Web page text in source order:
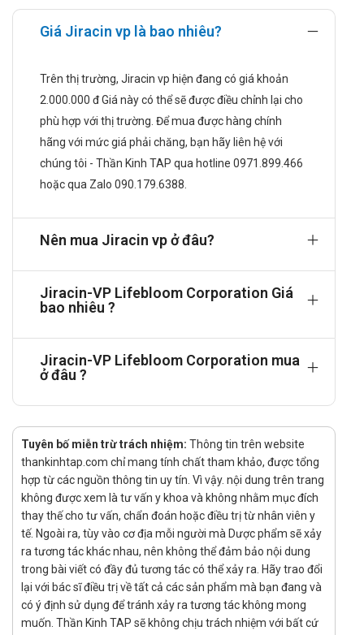
Chống oxy hóa, ngăn ngừa lão hóa.
Giúp đẹp da, da trắng sáng.
Liều dùng và cách dùng:
Dùng bằng đường uống. Uống cùng với nhiều nước. Uống
sau bữa ăn sáng hoặc sau ăn trưa 30 phút.
Dùng 2 viên x 1 lần/ngày.
sản phẩm. Nếu có các biểu hiện bất thường xảy ra, cần
đến ngay cơ sở y tế gần nhất để được theo dõi và có giải
Chống chỉ định
Jiracin vp không sử dụng trong trường hợp:
Đối tượng mẫn cảm với thành phần sản phẩm.
Tác dụng phụ của Jiracin vp
Đọc kỹ hướng dẫn sử dụng để hiểu rõ về liều lượng, cách
dùng, tác dụng phụ và các cảnh báo liên quan.
Tuân thủ dùng đúng liều lượng và thời gian theo chỉ định
của bác sĩ. Không tự ý tăng hoặc giảm liều.
Không sử dụng khi đã hết hạn, vì hiệu quả có thể giảm sút
hoặc có thể gây hại.
Thực hiện chế độ ăn uống lành mạnh để nâng cao hiệu
quả điều trị và sức khỏe tổng thể.
Tương tác
Giá Jiracin vp là bao nhiêu?
Trên thị trường, Jiracin vp hiện đang có giá khoản
2.000.000 đ Giá này có thể sẽ được điều chỉnh lại cho
phù hợp với thị trường. Để mua được hàng chính
hãng với mức giá phải chăng, bạn hãy liên hệ với
chúng tôi - Thần Kinh TAP qua hotline 0971.899.466
hoặc qua Zalo 090.179.6388.
Nên mua Jiracin vp ở đâu?
Jiracin-VP Lifebloom Corporation Giá
bao nhiêu ?
Jiracin-VP Lifebloom Corporation mua
ở đâu ?
Tuyên bố miễn trừ trách nhiệm: Thông tin trên website
thankinhtap.com chỉ mang tính chất tham khảo, được tổng
hợp từ các nguồn thông tin uy tín. Vì vậy. nội dung trên trang
không được xem là tư vấn y khoa và không nhằm mục đích
thay thế cho tư vấn, chẩn đoán hoặc điều trị từ nhân viên y
tế. Ngoài ra, tùy vào cơ địa mỗi người mà Dược phẩm sẽ xảy
ra tương tác khác nhau, nên không thể đảm bảo nội dung
trong bài viết có đầy đủ tương tác có thể xảy ra. Hãy trao đổi
lại với bác sĩ điều trị về tất cả các sản phẩm mà bạn đang và
có ý định sử dụng để tránh xảy ra tương tác không mong
muốn. Thần Kinh TAP sẽ không chịu trách nhiệm với bất cứ